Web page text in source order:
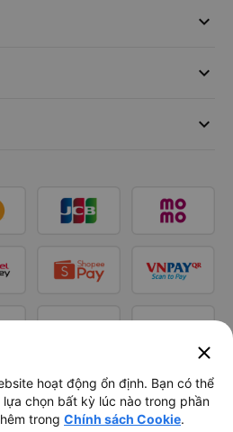
keyboard_arrow_down
keyboard_arrow_down
keyboard_arrow_down
close
hoạt động ổn định. Bạn có thể
chọn bất kỳ lúc nào trong phần
trong Chính sách Cookie.